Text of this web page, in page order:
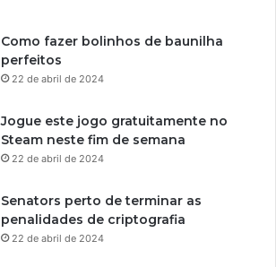
Como fazer bolinhos de baunilha
perfeitos
22 de abril de 2024
Jogue este jogo gratuitamente no
Steam neste fim de semana
22 de abril de 2024
Senators perto de terminar as
penalidades de criptografia
22 de abril de 2024